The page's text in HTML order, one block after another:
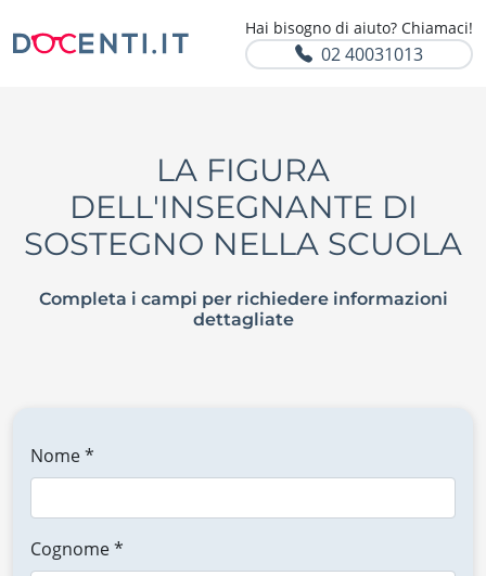
Hai bisogno di aiuto? Chiamaci!
02 40031013
LA FIGURA
DELL'INSEGNANTE DI
SOSTEGNO NELLA SCUOLA
Completa i campi per richiedere informazioni
dettagliate
Nome *
Cognome *